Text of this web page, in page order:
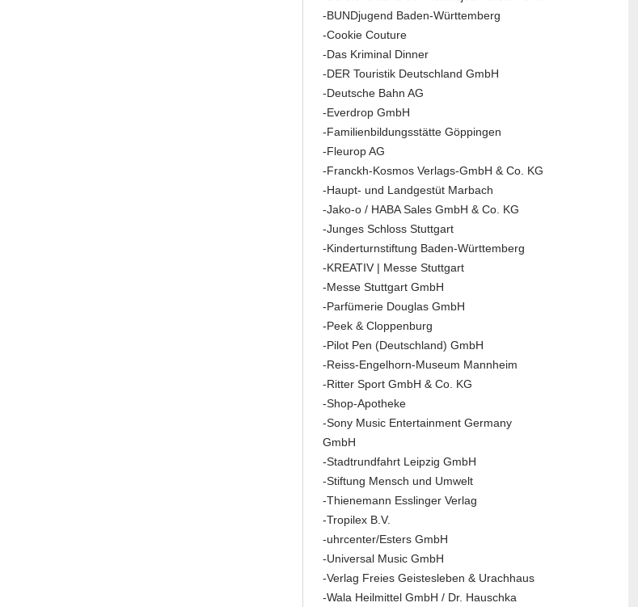
-BUNDjugend Baden-Württemberg
-Cookie Couture
-Das Kriminal Dinner
-DER Touristik Deutschland GmbH
-Deutsche Bahn AG
-Everdrop GmbH
-Familienbildungsstätte Göppingen
-Fleurop AG
-Franckh-Kosmos Verlags-GmbH & Co. KG
-Haupt- und Landgestüt Marbach
-Jako-o / HABA Sales GmbH & Co. KG
-Junges Schloss Stuttgart
-Kinderturnstiftung Baden-Württemberg
-KREATIV | Messe Stuttgart
-Messe Stuttgart GmbH
-Parfümerie Douglas GmbH
-Peek & Cloppenburg
-Pilot Pen (Deutschland) GmbH
-Reiss-Engelhorn-Museum Mannheim
-Ritter Sport GmbH & Co. KG
-Shop-Apotheke
-Sony Music Entertainment Germany
GmbH
-Stadtrundfahrt Leipzig GmbH
-Stiftung Mensch und Umwelt
-Thienemann Esslinger Verlag
-Tropilex B.V.
-uhrcenter/Esters GmbH
-Universal Music GmbH
-Verlag Freies Geistesleben & Urachhaus
-Wala Heilmittel GmbH / Dr. Hauschka